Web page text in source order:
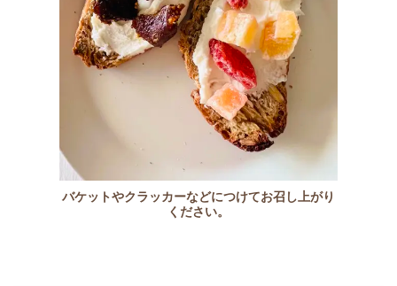
バケットやクラッカーなどにつけてお召し上がり
ください。